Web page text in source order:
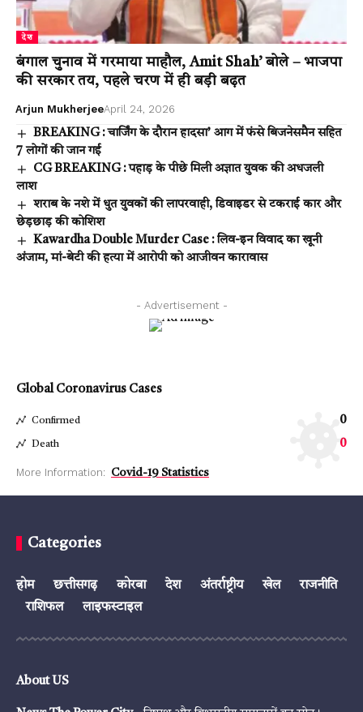
देश
बंगाल चुनाव में गरमाया माहौल, Amit Shah’ बोले – भाजपा
की सरकार तय, पहले चरण में ही बड़ी बढ़त
Arjun MukherjeeApril 24, 2026
BREAKING : चार्जिंग के दौरान हादसा’ आग में फंसे बिजनेसमैन सहित
7 लोगों की जान गई
CG BREAKING : पहाड़ के पीछे मिली अज्ञात युवक की अधजली
लाश
शराब के नशे में धुत युवकों की लापरवाही, डिवाइडर से टकराई कार और
छेड़छाड़ की कोशिश
Kawardha Double Murder Case : लिव-इन विवाद का खूनी
अंजाम, मां-बेटी की हत्या में आरोपी को आजीवन कारावास
- Advertisement -
Global Coronavirus Cases
Confirmed 0
Death 0
More Information: Covid-19 Statistics
Categories
होम छत्तीसगढ़ कोरबा देश अंतर्राष्ट्रीय खेल
राजनीति
राशिफल
लाइफस्टाइल
About US